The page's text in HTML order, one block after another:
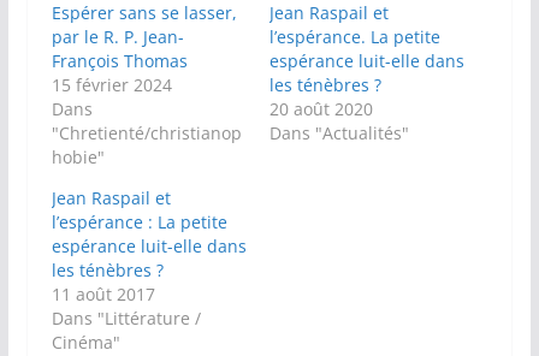
Espérer sans se lasser,
par le R. P. Jean-
François Thomas
15 février 2024
Dans
"Chretienté/christianop
hobie"
Jean Raspail et
l’espérance. La petite
espérance luit-elle dans
les ténèbres ?
20 août 2020
Dans "Actualités"
Jean Raspail et
l’espérance : La petite
espérance luit-elle dans
les ténèbres ?
11 août 2017
Dans "Littérature /
Cinéma"